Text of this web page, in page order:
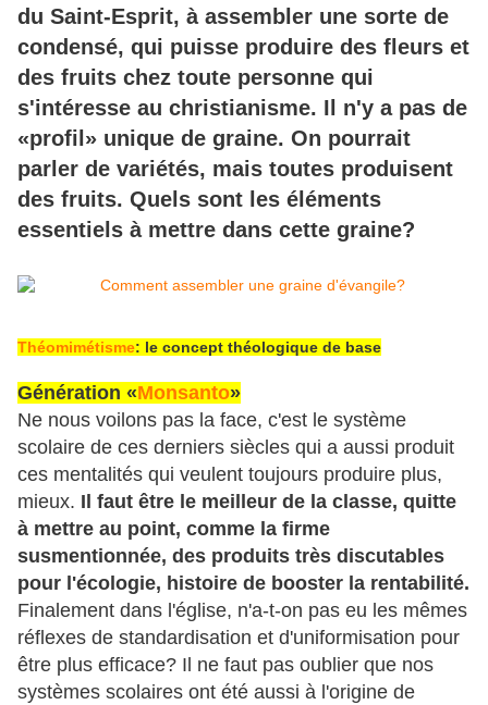
du Saint-Esprit, à assembler une sorte de
condensé, qui puisse produire des fleurs et
des fruits chez toute personne qui
s'intéresse au christianisme. Il n'y a pas de
«profil» unique de graine. On pourrait
parler de variétés, mais toutes produisent
des fruits. Quels sont les éléments
essentiels à mettre dans cette graine?
Théomimétisme: le concept théologique de base
Génération «Monsanto»
Ne nous voilons pas la face, c'est le système
scolaire de ces derniers siècles qui a aussi produit
ces mentalités qui veulent toujours produire plus,
mieux. Il faut être le meilleur de la classe, quitte
à mettre au point, comme la firme
susmentionnée, des produits très discutables
pour l'écologie, histoire de booster la rentabilité.
Finalement dans l'église, n'a-t-on pas eu les mêmes
réflexes de standardisation et d'uniformisation pour
être plus efficace? Il ne faut pas oublier que nos
systèmes scolaires ont été aussi à l'origine de